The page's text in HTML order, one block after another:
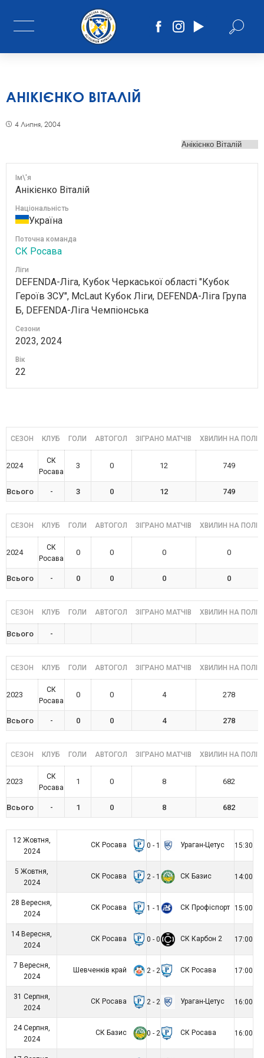
АНІКІЄНКО ВІТАЛІЙ
4 Липня, 2004
Ім\'я
Анікієнко Віталій
Національність
Україна
Поточна команда
СК Росава
Ліги
DEFENDA-Ліга, Кубок Черкаської області "Кубок
Героїв ЗСУ", McLaut Кубок Ліги, DEFENDA-Ліга Група
Б, DEFENDA-Ліга Чемпіонська
Сезони
2023, 2024
Вік
22
СЕЗОН КЛУБ ГОЛИ АВТОГОЛ ЗІГРАНО МАТЧІВ ХВИЛИН НА ПОЛІ
2024
СК
Росава
3 0 12 749
Всього - 3 0 12 749
СЕЗОН КЛУБ ГОЛИ АВТОГОЛ ЗІГРАНО МАТЧІВ ХВИЛИН НА ПОЛІ
2024
СК
Росава
0 0 0 0
Всього - 0 0 0 0
СЕЗОН КЛУБ ГОЛИ АВТОГОЛ ЗІГРАНО МАТЧІВ ХВИЛИН НА ПОЛІ
Всього -
СЕЗОН КЛУБ ГОЛИ АВТОГОЛ ЗІГРАНО МАТЧІВ ХВИЛИН НА ПОЛІ
2023
СК
Росава
0 0 4 278
Всього - 0 0 4 278
СЕЗОН КЛУБ ГОЛИ АВТОГОЛ ЗІГРАНО МАТЧІВ ХВИЛИН НА ПОЛІ
2023
СК
Росава
1 0 8 682
Всього - 1 0 8 682
12 Жовтня,
2024
СК Росава 0 - 1 Ураган-Цетус 15:30
5 Жовтня,
2024
СК Росава 2 - 1 СК Базис 14:00
28 Вересня,
2024
СК Росава 1 - 1 СК Профіспорт 15:00
14 Вересня,
2024
СК Росава 0 - 0 СК Карбон 2 17:00
7 Вересня,
2024
Шевченків край 2 - 2 СК Росава 17:00
31 Серпня,
2024
СК Росава 2 - 2 Ураган-Цетус 16:00
24 Серпня,
2024
СК Базис 0 - 2 СК Росава 16:00